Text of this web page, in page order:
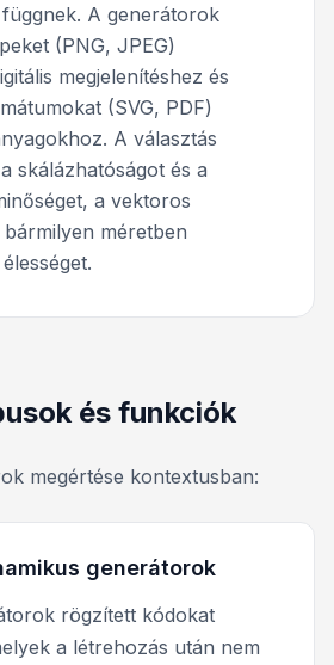
A generátorok
(PNG, JPEG)
megjelenítéshez és
(SVG, PDF)
A választás
skálázhatóságot és a
a vektoros
méretben
és funkciók
megértése kontextusban:
generátorok
rögzített kódokat
a létrehozás után nem